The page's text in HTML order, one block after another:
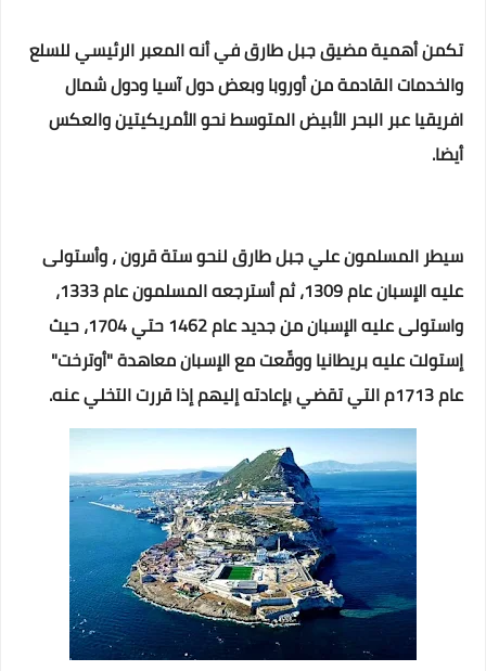
تكمن أهمية مضيق جبل طارق في أنه المعبر الرئيسي للسلع
والخدمات القادمة من أوروبا وبعض دول آسيا ودول شمال
افريقيا عبر البحر الأبيض المتوسط نحو الأمريكيتين والعكس
أيضا.
سيطر المسلمون علي جبل طارق لنحو ستة قرون ، وأستولى
عليه الإسبان عام 1309، ثم أسترجعه المسلمون عام 1333،
واستولى عليه الإسبان من جديد عام 1462 حتي 1704، حيث
إستولت عليه بريطانيا ووقّعت مع الإسبان معاهدة "أوترخت"
عام 1713م التي تقضي بإعادته إليهم إذا قررت التخلي عنه.